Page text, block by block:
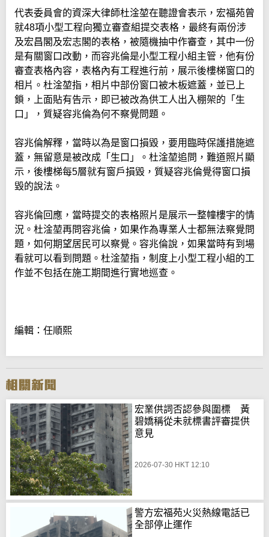
代表委員會的資深大律師杜淦堃在聽證會表示，宏福苑曾
就48項小型工程向獨立審查組提交表格，最終有兩份涉
及宏昌閣及宏志閣的表格，被隨機抽中作審查，其中一份
是有關窗口改動，而容兆倫是小型工程小組主管，他有份
審查表格內容，表格內有工程進行前，展示後樓梯窗口的
相片。杜淦堃指，相片中部份窗口被木板遮蓋，並已上
鎖，上面貼有告示，即已被改為供工人出入棚架的「生
口」，質疑容兆倫為何不察覺問題。
容兆倫解釋，當時以為是窗口損毀，要用臨時保護措施遮
蓋，無留意是被改成「生口」。杜淦堃追問，難道照片顯
示，後樓梯每5層就有窗戶損毀，質疑容兆倫覺得窗口損
毀的說法。
容兆倫回應，當時提交的表格照片是展示一整幢樓宇的情
況。杜淦堃再問容兆倫，如果作為專業人士都無法察覺問
題，如何期望居民可以察覺。容兆倫說，如果當時有到場
看就可以看到問題。杜淦堃指，制度上小型工程小組的工
作並不包括在施工期間進行實地巡查。
編輯：任順熙
宏業供詞否認參與圍標 黃
碧嬌稱從未就標書評審提供
意見
2026-07-30 HKT 12:10
警方宏福苑火災熱線電話已
全部停止運作